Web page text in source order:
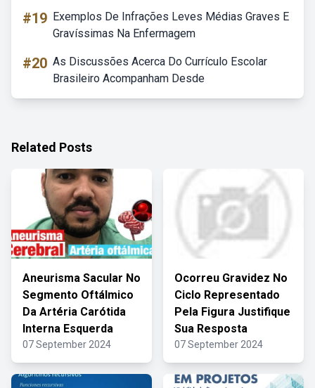
#19 Exemplos De Infrações Leves Médias Graves E
Gravíssimas Na Enfermagem
#20 As Discussões Acerca Do Currículo Escolar
Brasileiro Acompanham Desde
Related Posts
Aneurisma Sacular No
Segmento Oftálmico
Da Artéria Carótida
Interna Esquerda
07 September 2024
Ocorreu Gravidez No
Ciclo Representado
Pela Figura Justifique
Sua Resposta
07 September 2024